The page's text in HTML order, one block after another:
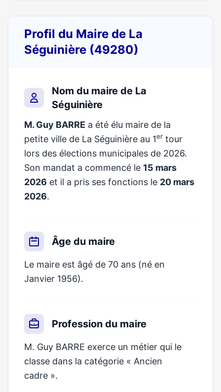
Profil du Maire de La
Séguinière (49280)
Nom du maire de La
Séguinière
M. Guy BARRE a été élu maire de la
petite ville de La Séguinière au 1er tour
lors des élections municipales de 2026.
Son mandat a commencé le 15 mars
2026 et il a pris ses fonctions le 20 mars
2026.
Âge du maire
Le maire est âgé de 70 ans (né en
Janvier 1956).
Profession du maire
M. Guy BARRE exerce un métier qui le
classe dans la catégorie « Ancien
cadre ».